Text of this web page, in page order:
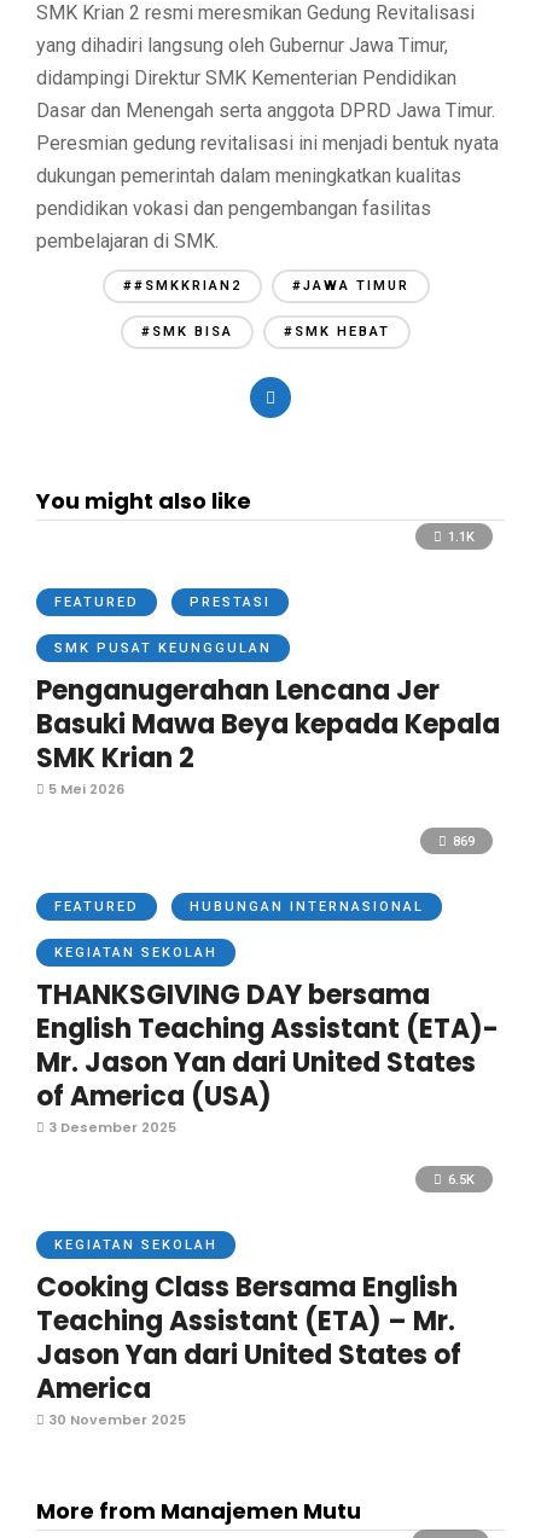
SMK Krian 2 resmi meresmikan Gedung Revitalisasi
yang dihadiri langsung oleh Gubernur Jawa Timur,
didampingi Direktur SMK Kementerian Pendidikan
Dasar dan Menengah serta anggota DPRD Jawa Timur.
Peresmian gedung revitalisasi ini menjadi bentuk nyata
dukungan pemerintah dalam meningkatkan kualitas
pendidikan vokasi dan pengembangan fasilitas
pembelajaran di SMK.
##SMKKRIAN2 #JAWA TIMUR
#SMK BISA #SMK HEBAT
You might also like
1.1K
FEATURED PRESTASI
SMK PUSAT KEUNGGULAN
Penganugerahan Lencana Jer
Basuki Mawa Beya kepada Kepala
SMK Krian 2
5 Mei 2026
869
FEATURED HUBUNGAN INTERNASIONAL
KEGIATAN SEKOLAH
THANKSGIVING DAY bersama
English Teaching Assistant (ETA)-
Mr. Jason Yan dari United States
of America (USA)
3 Desember 2025
6.5K
KEGIATAN SEKOLAH
Cooking Class Bersama English
Teaching Assistant (ETA) – Mr.
Jason Yan dari United States of
America
30 November 2025
More from Manajemen Mutu